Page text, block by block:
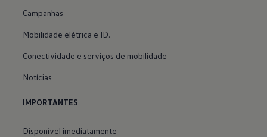
Campanhas
Mobilidade elétrica e ID.
Conectividade e serviços de mobilidade
Notícias
IMPORTANTES
Disponível imediatamente